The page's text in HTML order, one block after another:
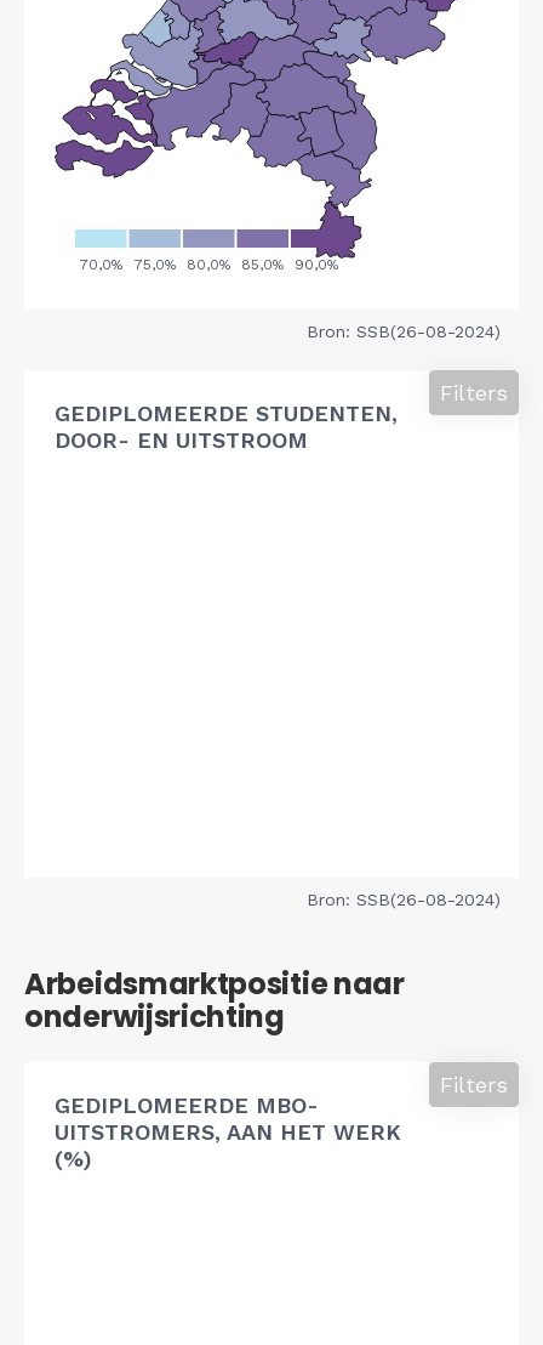
Bron: SSB(26-08-2024)
GEDIPLOMEERDE STUDENTEN,
DOOR- EN UITSTROOM
Filters
Bron: SSB(26-08-2024)
Arbeidsmarktpositie naar
onderwijsrichting
GEDIPLOMEERDE MBO-
UITSTROMERS, AAN HET WERK
(%)
Filters